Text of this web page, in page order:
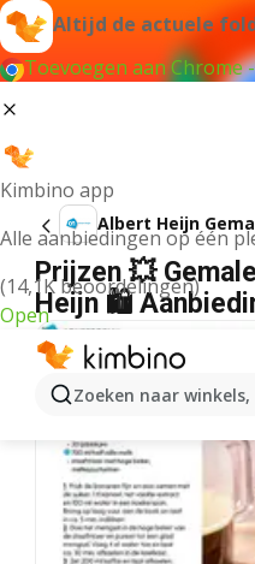
Altijd de actuele
Toevoegen aan Chrome -
Kimbino app
Alle aanbiedingen op één
(14,1K beoordelingen)
Open
Zoeken naar
Albert Heijn
Prijzen 💥
Heijn 🛍️